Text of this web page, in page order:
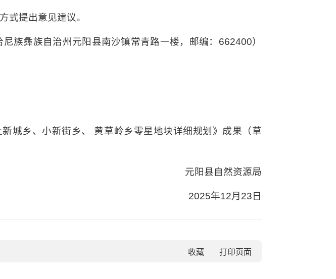
式提出意见建议。
族彝族自治州元阳县南沙镇常青路一楼，邮编：662400）
城乡、小新街乡、 黄草岭乡零星地块详细规划》成果（草
元阳县自然资源局
2025年12月23日
收藏